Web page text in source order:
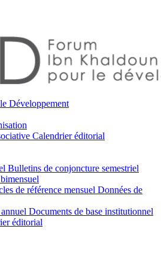
Développement
Calendrier éditorial
Bulletins de conjoncture semestriel
bimensuel
de référence mensuel Données de
annuel Documents de base institutionnel
éditorial